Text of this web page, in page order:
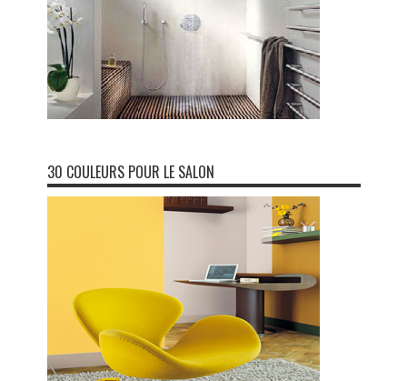
30 COULEURS POUR LE SALON